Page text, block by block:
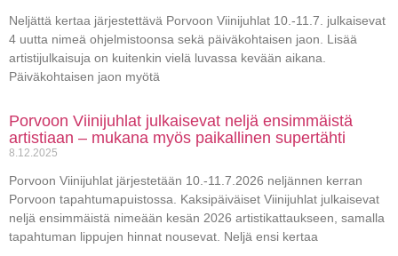
Neljättä kertaa järjestettävä Porvoon Viinijuhlat 10.-11.7. julkaisevat
4 uutta nimeä ohjelmistoonsa sekä päiväkohtaisen jaon. Lisää
artistijulkaisuja on kuitenkin vielä luvassa kevään aikana.
Päiväkohtaisen jaon myötä
Porvoon Viinijuhlat julkaisevat neljä ensimmäistä
artistiaan – mukana myös paikallinen supertähti
8.12.2025
Porvoon Viinijuhlat järjestetään 10.-11.7.2026 neljännen kerran
Porvoon tapahtumapuistossa. Kaksipäiväiset Viinijuhlat julkaisevat
neljä ensimmäistä nimeään kesän 2026 artistikattaukseen, samalla
tapahtuman lippujen hinnat nousevat. Neljä ensi kertaa